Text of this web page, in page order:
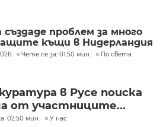
проблем за много
къщи в Нидерландия
Чете се за: 01:50 мин. По света
в Русе поиска
от участниците...
02:50 мин. У нас